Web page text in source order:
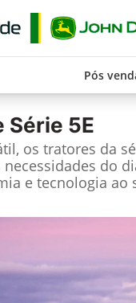
Pós
Série 5E
os tratores da
do
e tecnologia ao